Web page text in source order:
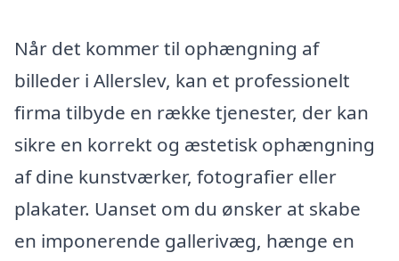
Når det kommer til ophængning af
billeder i Allerslev, kan et professionelt
firma tilbyde en række tjenester, der kan
sikre en korrekt og æstetisk ophængning
af dine kunstværker, fotografier eller
plakater. Uanset om du ønsker at skabe
en imponerende gallerivæg, hænge en